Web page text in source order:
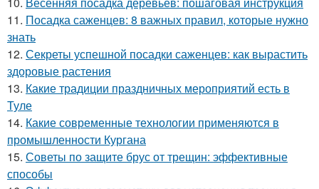
11. Посадка саженцев: 8 важных правил, которые нужно
знать
12. Секреты успешной посадки саженцев: как вырастить
здоровые растения
13. Какие традиции праздничных мероприятий есть в
Туле
14. Какие современные технологии применяются в
промышленности Кургана
15. Советы по защите брус от трещин: эффективные
способы